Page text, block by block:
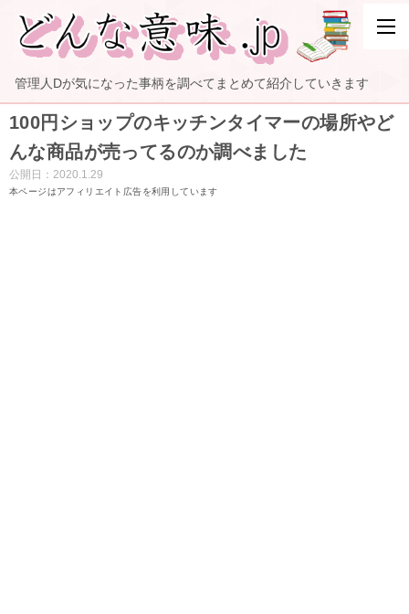
管理人Dが気になった事柄を調べてまとめて紹介していきます
100円ショップのキッチンタイマーの場所やど
んな商品が売ってるのか調べました
公開日： 2020.1.29
本ページはアフィリエイト広告を利用しています